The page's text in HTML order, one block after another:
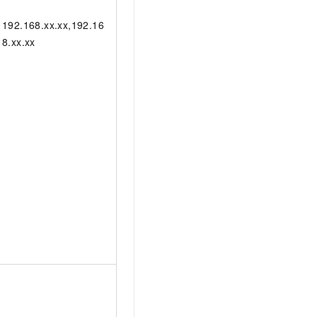
192.168.xx.xx,192.16
8.xx.xx